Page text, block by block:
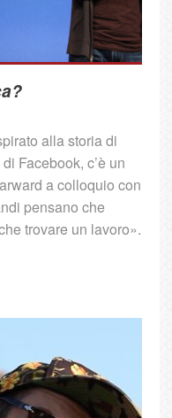
alla storia di
Facebook, c’è un
a colloquio con
pensano che
trovare un lavoro».